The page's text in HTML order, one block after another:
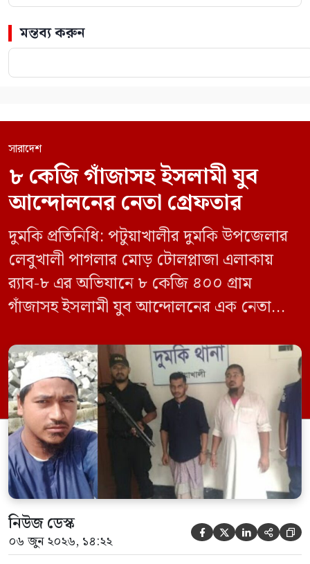
মন্তব্য করুন
সারাদেশ
৮ কেজি গাঁজাসহ ইসলামী যুব
আন্দোলনের নেতা গ্রেফতার
দুমকি প্রতিনিধি: পটুয়াখালীর দুমকি উপজেলার
লেবুখালী পাগলার মোড় টোলপ্লাজা এলাকায়
র‍্যাব-৮ এর অভিযানে ৮ কেজি ৪০০ গ্রাম
গাঁজাসহ ইসলামী যুব আন্দোলনের এক নেতাকে
ভিত্তিতে অভিযান চালিয়ে মাদক চক্রের আরও
এক সদস্যকে আটক করা হয়। র‍্যাব ও পুলিশ
সূত্রে জানা গেছে, শুক্রবার গোপন সংবাদের
ভিত্তিতে র‍্যাব-৮, সিপিসি-১ পটুয়াখালী ক্যাম্পের
[…]
নিউজ ডেস্ক
০৬ জুন ২০২৬, ১৪:২২     